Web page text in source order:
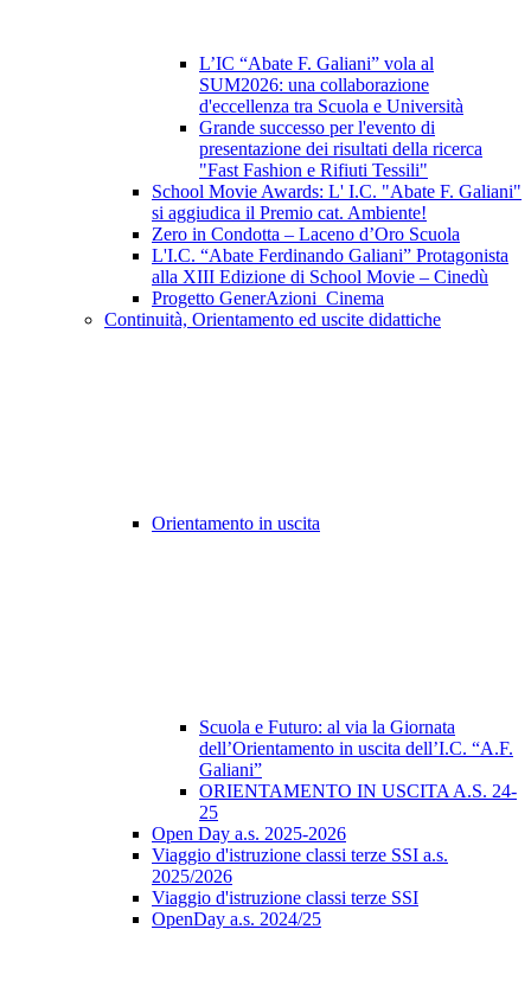
L’IC “Abate F. Galiani” vola al
SUM2026: una collaborazione
d'eccellenza tra Scuola e Università
Grande successo per l'evento di
presentazione dei risultati della ricerca
"Fast Fashion e Rifiuti Tessili"
School Movie Awards: L' I.C. "Abate F. Galiani"
si aggiudica il Premio cat. Ambiente!
Zero in Condotta – Laceno d’Oro Scuola
L'I.C. “Abate Ferdinando Galiani” Protagonista
alla XIII Edizione di School Movie – Cinedù
Progetto GenerAzioni_Cinema
Continuità, Orientamento ed uscite didattiche
Orientamento in uscita
Scuola e Futuro: al via la Giornata
dell’Orientamento in uscita dell’I.C. “A.F.
Galiani”
ORIENTAMENTO IN USCITA A.S. 24-
25
Open Day a.s. 2025-2026
Viaggio d'istruzione classi terze SSI a.s.
2025/2026
Viaggio d'istruzione classi terze SSI
OpenDay a.s. 2024/25